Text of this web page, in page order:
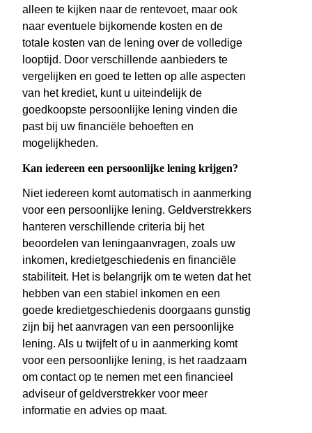
alleen te kijken naar de rentevoet, maar ook
naar eventuele bijkomende kosten en de
totale kosten van de lening over de volledige
looptijd. Door verschillende aanbieders te
vergelijken en goed te letten op alle aspecten
van het krediet, kunt u uiteindelijk de
goedkoopste persoonlijke lening vinden die
past bij uw financiële behoeften en
mogelijkheden.
Kan iedereen een persoonlijke lening krijgen?
Niet iedereen komt automatisch in aanmerking
voor een persoonlijke lening. Geldverstrekkers
hanteren verschillende criteria bij het
beoordelen van leningaanvragen, zoals uw
inkomen, kredietgeschiedenis en financiële
stabiliteit. Het is belangrijk om te weten dat het
hebben van een stabiel inkomen en een
goede kredietgeschiedenis doorgaans gunstig
zijn bij het aanvragen van een persoonlijke
lening. Als u twijfelt of u in aanmerking komt
voor een persoonlijke lening, is het raadzaam
om contact op te nemen met een financieel
adviseur of geldverstrekker voor meer
informatie en advies op maat.